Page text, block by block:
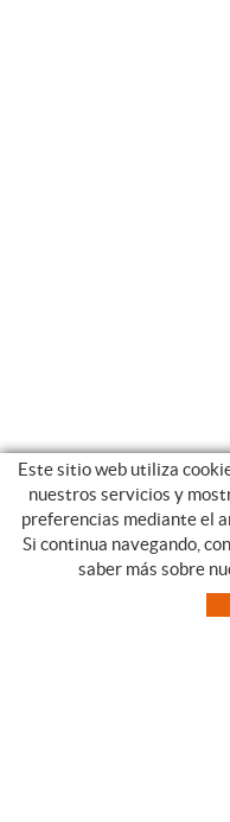
CATEGORIAS
Este sitio web utiliza
nuestros servicios y
preferencias mediante el
Si continua navegando,
saber más sobre